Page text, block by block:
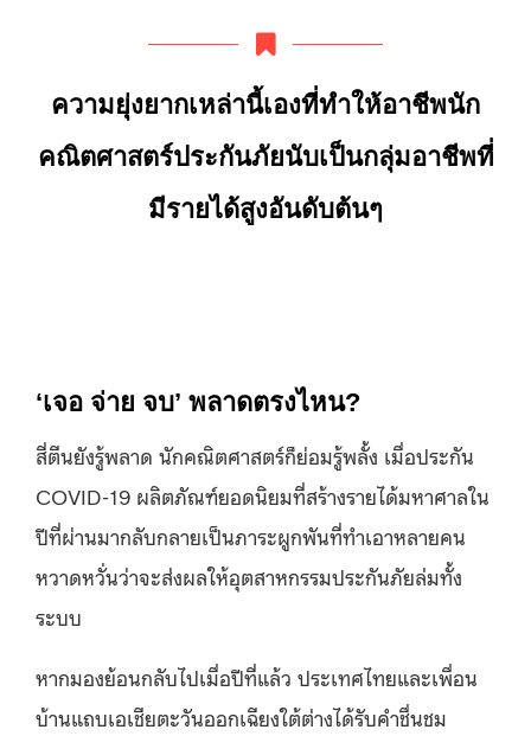
ความยุ่งยากเหล่านี้เองที่ทำให้อาชีพนัก
คณิตศาสตร์ประกันภัยนับเป็นกลุ่มอาชีพที่
มีรายได้สูงอันดับต้นๆ
‘เจอ จ่าย จบ’ พลาดตรงไหน?
สี่ตีนยังรู้พลาด นักคณิตศาสตร์ก็ย่อมรู้พลั้ง เมื่อประกัน
COVID-19 ผลิตภัณฑ์ยอดนิยมที่สร้างรายได้มหาศาลใน
ปีที่ผ่านมากลับกลายเป็นภาระผูกพันที่ทำเอาหลายคน
หวาดหวั่นว่าจะส่งผลให้อุตสาหกรรมประกันภัยล่มทั้ง
ระบบ
หากมองย้อนกลับไปเมื่อปีที่แล้ว ประเทศไทยและเพื่อน
บ้านแถบเอเชียตะวันออกเฉียงใต้ต่างได้รับคำชื่นชม